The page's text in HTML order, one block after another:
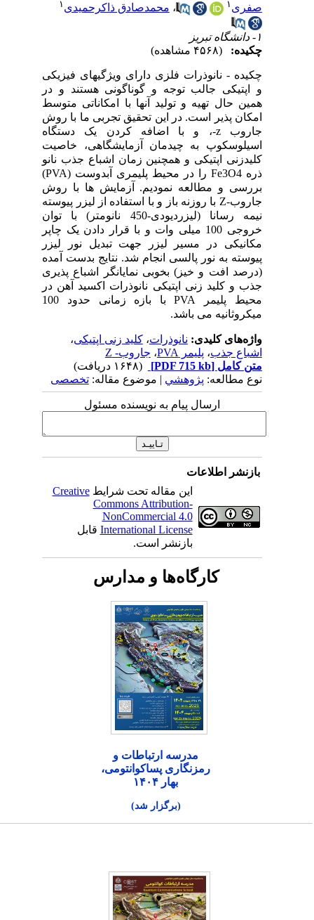
صفری
،محمدصادق ذاکرحمیدی
چکیده:
چکیده - نانوذرات فلزی دارای ویژگیهای فیزیکی
و اپتیکی جالب توجه و گوناگونی هستند و در
همین حال تهیه و تولید آنها با امکاناتی متوسط
امکان پذیر است. در این تحقیق تجربی ما با روش
جاروب z-، و با اضافه کردن یک دستگاه
اسیلوسکوپ به چیدمان آزمایشگاهی، خاصیت
کلیدزنی اپتیکی و همچنین زمان اشباع جذب نانو
ذره Fe3O4 را در محیط پلیمری آبدوست (PVA)
بررسی و مطالعه نمودیم. آزمایش ها با روش
جاروب-Z با روزنه باز و با استفاده از لیزر پیوسته
نیمه رسانا (لیزردیودی-450 نانومتر) با توان
خروجی 100 میلی وات و با قرار دادن یک چاپر
مکانیکی در مسیر لیزر جهت تبدیل نور لیزر
پیوسته به نور پالسی انجام شد. نتایج بدست آمده
(درصد افت و خیز) بخوبی نمایانگر اشباع پذیری
جذب و کلید زنی اپتیکی نانوذرات اکسید آهن در
محیط پلیمر PVA با بازه زمانی حدود 100
میکروثانیه می باشد.
واژه‌های کلیدی:نانوذرات،کلید زنی اپتیکی،
اشباع جذب،پلیمر PVA ،جاروب- Z
متن کامل[PDF 715 kb]
نوع مطالعه:پژوهشي| موضوع مقاله:تخصصی
ارسال پیام به نویسنده مسئول
بازنشر اطلاعات
این مقاله تحت شرایطCreative
Commons Attribution-
NonCommercial 4.0
International Licenseقابل
بازنشر است.
کارگاه‌ها و مدارس
مدرسه ارتباطات و
رمزنگاری پساکوانتومی،
بهار ۱۴۰۴
(برگزار شد)